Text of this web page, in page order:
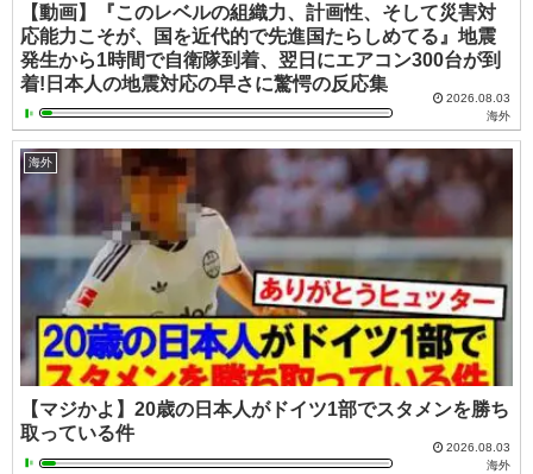
【動画】『このレベルの組織力、計画性、そして災害対
応能力こそが、国を近代的で先進国たらしめてる』地震
発生から1時間で自衛隊到着、翌日にエアコン300台が到
着!日本人の地震対応の早さに驚愕の反応集
2026.08.03
海外
海外
【マジかよ】20歳の日本人がドイツ1部でスタメンを勝ち
取っている件
2026.08.03
海外